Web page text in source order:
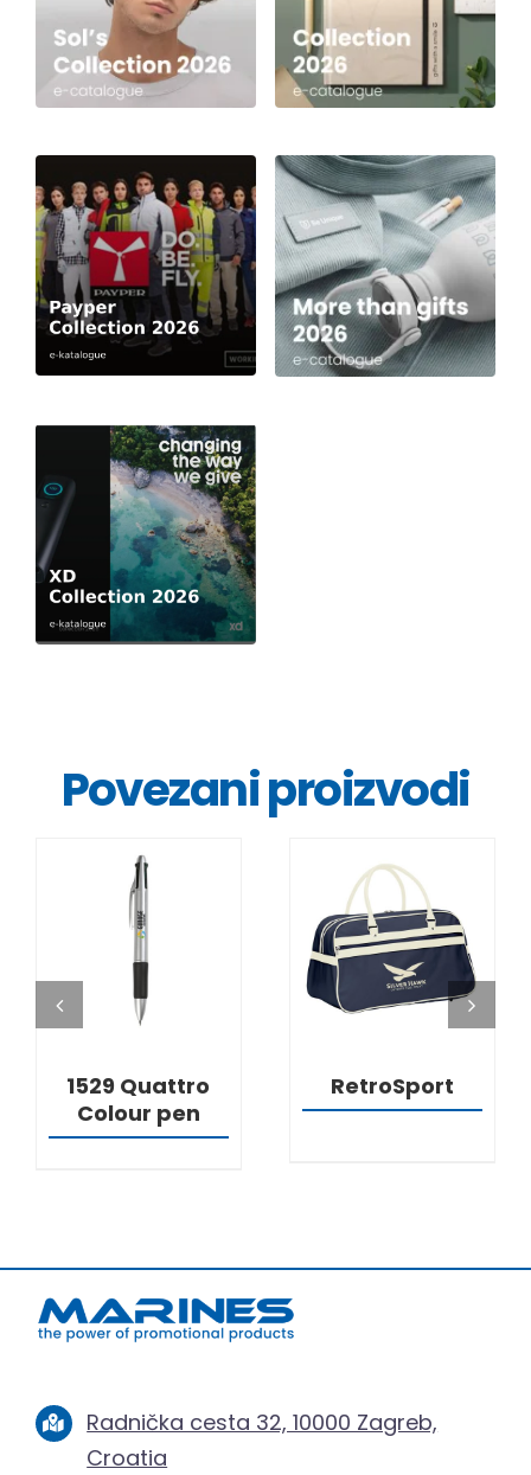
Povezani proizvodi
DETALJI
1529 Quattro
Colour pen
DETALJI
RetroSport
Radnička cesta 32, 10000 Zagreb,
Croatia